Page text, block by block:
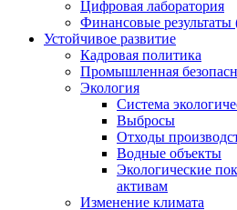
Цифровая лаборатория
Финансовые
Устойчивое развитие
Кадровая политика
Промышленная
Экология
Система
Выбросы
Отходы
Водные объекты
Экологические
активам
Изменение климата